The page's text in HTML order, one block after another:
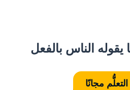
يقوله الناس بالفعل
التعلُّم مجانًا